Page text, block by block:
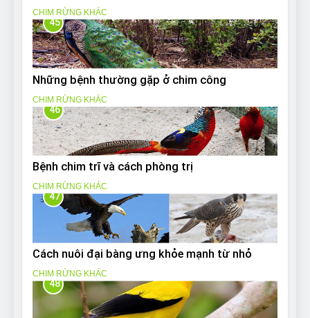
CHIM RỪNG KHÁC
45
Những bệnh thường gặp ở chim công
CHIM RỪNG KHÁC
46
Bệnh chim trĩ và cách phòng trị
CHIM RỪNG KHÁC
47
Cách nuôi đại bàng ưng khỏe mạnh từ nhỏ
CHIM RỪNG KHÁC
48